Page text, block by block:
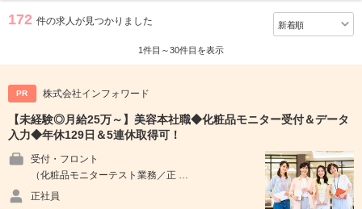
172 件の求人が見つかりました
1件目～30件目を表示
PR 株式会社インフォワード
【未経験◎月給25万～】美容本社職◆化粧品モニター受付＆データ
入力◆年休129日＆5連休取得可！
受付・フロント
（化粧品モニターテスト業務／正 …
正社員